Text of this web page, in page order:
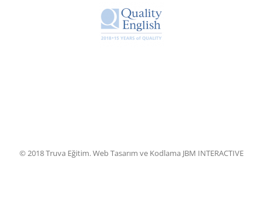
© 2018 Truva Eğitim. Web Tasarım ve Kodlama JBM INTERACTIVE